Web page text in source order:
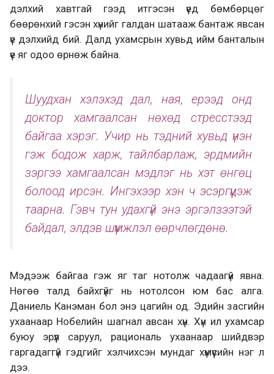
дэлхий хавтгай гээд итгэсэн үед бөмбөрцөг
бөөрөнхий гэсэн хүнийг галдан шатааж бантаж явсан
үе дэлхийд бий. Далд ухамсрын хувьд ийм банталын
үе яг одоо өрнөж байна.
Шуудхан хэлэхэд дал, ная, ерээд онд
доктор хамгаалсан нөхөд стресстээд
байгаа хэрэг. Учир нь тэдний хувьд үнэн
гэж бодож харж, тайлбарлаж, эрдмийн
зэргээ хамгаалсан мэдлэг нь хэт өнгөц
болоод ирсэн. Ингэхээр хэн ч эсэргүүцэж
таарна. Гэвч тун удахгүй энэ эргэлзээтэй
байдал, элдэв шүүмжлэл өөрчлөгдөнө.
Мэдээж байгаа гэж яг таг нотолж чадаагүй явна.
Нөгөө талд байхгүйг нь нотолсон юм бас алга.
Даниель Канэман бол энэ цагийн од. Эдийн засгийн
ухаанаар Нобелийн шагнал авсан хүн. Хүн ил ухамсар
буюу эрүүл саруул, рациональ ухаанаар шийдвэр
гаргадаггүй гэдгийг хэлчихсэн мундаг хүмүүсийн нэг л
дээ.